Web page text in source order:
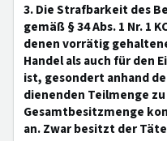
3. Die Strafbarkeit des
gemäß § 34 Abs. 1 Nr. 1
denen vorrätig
Handel als auch für den
ist, gesondert anhand
dienenden Teilmenge
Gesamtbesitzmenge
an. Zwar besitzt der